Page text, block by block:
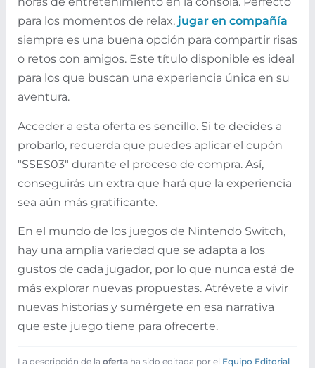
para los momentos de relax, jugar en compañía
siempre es una buena opción para compartir risas
o retos con amigos. Este título disponible es ideal
para los que buscan una experiencia única en su
aventura.
Acceder a esta oferta es sencillo. Si te decides a
probarlo, recuerda que puedes aplicar el cupón
"SSES03" durante el proceso de compra. Así,
conseguirás un extra que hará que la experiencia
sea aún más gratificante.
En el mundo de los juegos de Nintendo Switch,
hay una amplia variedad que se adapta a los
gustos de cada jugador, por lo que nunca está de
más explorar nuevas propuestas. Atrévete a vivir
nuevas historias y sumérgete en esa narrativa
que este juego tiene para ofrecerte.
La descripción de la oferta ha sido editada por el Equipo Editorial